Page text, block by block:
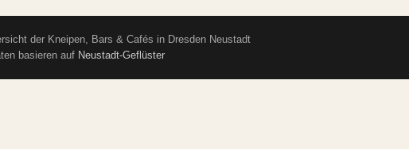
der Kneipen, Bars & Cafés in Dresden Neustadt
basieren auf Neustadt-Geflüster